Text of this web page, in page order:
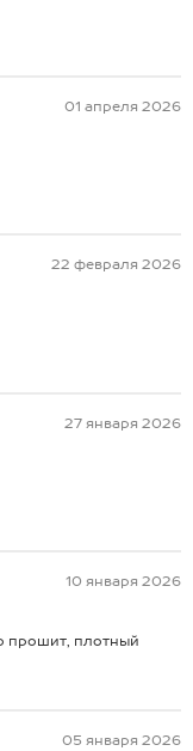
01 апреля 2026
22 февраля 2026
27 января 2026
10 января 2026
прошит, плотный
05 января 2026